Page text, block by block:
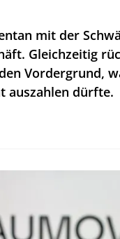
mit der
Gleichzeitig
Vordergrund,
auszahlen dürfte.